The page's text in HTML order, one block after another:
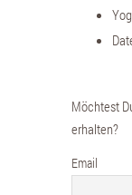
Möchtest
erhalten?
Email